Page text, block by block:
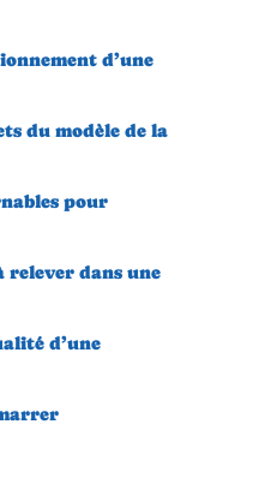
d’une
du modèle de la
pour
relever dans une
d’une